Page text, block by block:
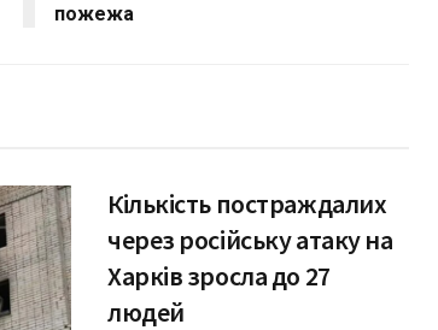
пожежа
Кількість постраждалих
через російську атаку на
Харків зросла до 27
людей